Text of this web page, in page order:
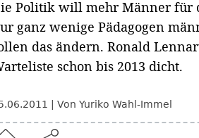
Politik will mehr Männer für
ganz wenige Pädagogen
das ändern. Ronald
schon bis 2013 dicht.
Von Yuriko Wahl-Immel